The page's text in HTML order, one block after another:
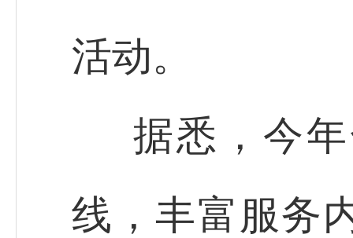
活动。
据悉，今
线，丰富服务